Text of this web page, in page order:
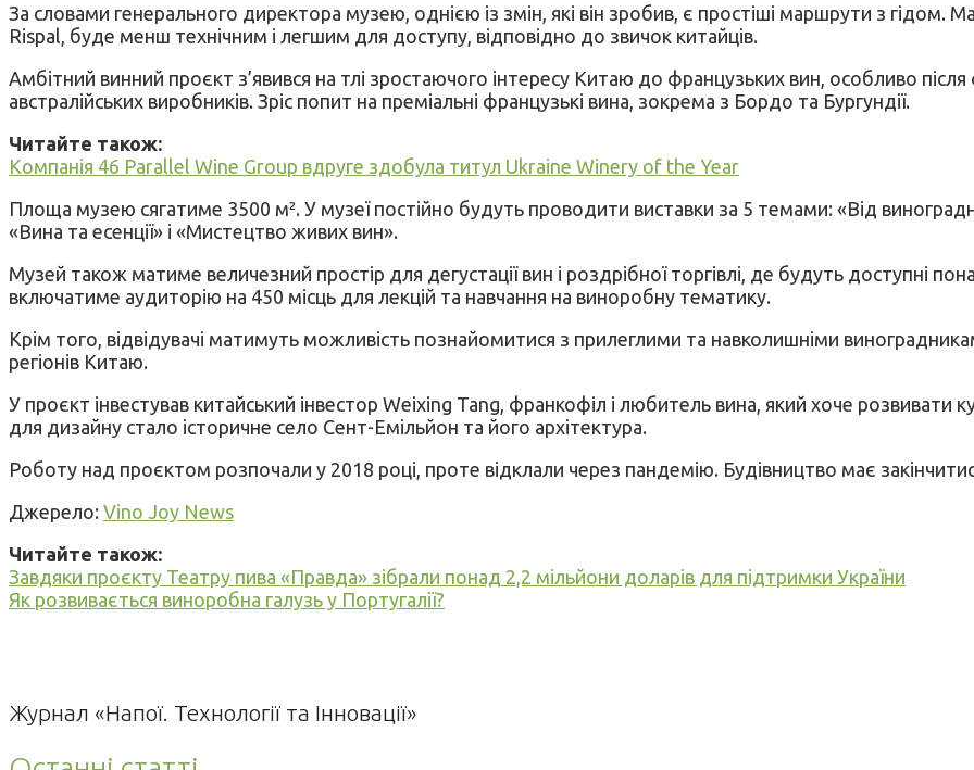
За словами генерального директора музею, однією із змін, які він зробив, є простіші маршрути з
Rispal, буде менш технічним і легшим для доступу, відповідно до звичок китайців.
Амбітний винний проєкт з’явився на тлі зростаючого інтересу Китаю до французьких вин, особливо
австралійських виробників. Зріс попит на преміальні французькі вина, зокрема з Бордо та Бургундії.
Читайте також:
Компанія 46 Parallel Wine Group вдруге здобула титул Ukraine Winery of the Year
Площа музею сягатиме 3500 м². У музеї постійно будуть проводити виставки за 5 темами: «Від
«Вина та есенції» і «Мистецтво живих вин».
Музей також матиме величезний простір для дегустації вин і роздрібної торгівлі, де будуть доступні
включатиме аудиторію на 450 місць для лекцій та навчання на виноробну тематику.
Крім того, відвідувачі матимуть можливість познайомитися з прилеглими та навколишніми
регіонів Китаю.
У проєкт інвестував китайський інвестор Weixing Tang, франкофіл і любитель вина, який хоче
для дизайну стало історичне село Сент-Емільйон та його архітектура.
Роботу над проєктом розпочали у 2018 році, проте відклали через пандемію. Будівництво має
Джерело: Vino Joy News
Читайте також:
Завдяки проєкту Театру пива «Правда» зібрали понад 2,2 мільйони доларів для підтримки України
Як розвивається виноробна галузь у Португалії?
Журнал «Напої. Технології та Інновації»